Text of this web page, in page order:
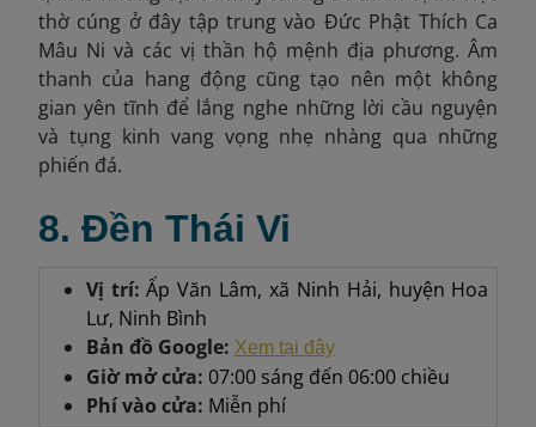
thờ cúng ở đây tập trung vào Đức Phật Thích Ca
Mâu Ni và các vị thần hộ mệnh địa phương. Âm
thanh của hang động cũng tạo nên một không
gian yên tĩnh để lắng nghe những lời cầu nguyện
và tụng kinh vang vọng nhẹ nhàng qua những
phiến đá.
8. Đền Thái Vi
Vị trí:Ấp Văn Lâm, xã Ninh Hải, huyện Hoa
Lư, Ninh Bình
Bản đồ Google: Xem tại đây
Giờ mở cửa: 07:00 sáng đến 06:00 chiều
Phí vào cửa: Miễn phí